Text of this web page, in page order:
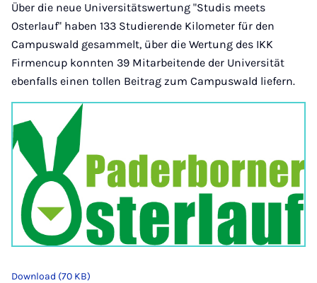
Über die neue Universitätswertung "Studis meets
Osterlauf" haben 133 Studierende Kilometer für den
Campuswald gesammelt, über die Wertung des IKK
Firmencup konnten 39 Mitarbeitende der Universität
ebenfalls einen tollen Beitrag zum Campuswald liefern.
Download (70 KB)